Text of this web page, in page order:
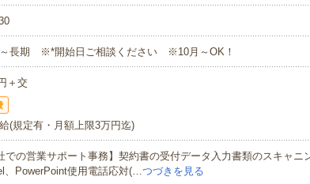
～長期 ※*開始日ご相談ください ※10月～OK！
＋交
(規定有・月額上限3万円迄)
での営業サポート事務】契約書の受付データ入力書類のスキャ
、PowerPoint使用電話応対(…つづきを見る